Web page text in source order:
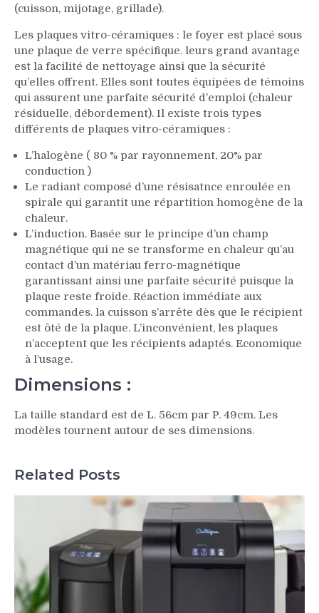
(cuisson, mijotage, grillade).
Les plaques vitro-céramiques : le foyer est placé sous
une plaque de verre spécifique. leurs grand avantage
est la facilité de nettoyage ainsi que la sécurité
qu’elles offrent. Elles sont toutes équipées de témoins
qui assurent une parfaite sécurité d’emploi (chaleur
résiduelle, débordement). Il existe trois types
différents de plaques vitro-céramiques :
L’halogène ( 80 % par rayonnement, 20% par
conduction )
Le radiant composé d’une résisatnce enroulée en
spirale qui garantit une répartition homogène de la
chaleur.
L’induction. Basée sur le principe d’un champ
magnétique qui ne se transforme en chaleur qu’au
contact d’un matériau ferro-magnétique
garantissant ainsi une parfaite sécurité puisque la
plaque reste froide. Réaction immédiate aux
commandes. la cuisson s’arrête dès que le récipient
est ôté de la plaque. L’inconvénient, les plaques
n’acceptent que les récipients adaptés. Economique
à l’usage.
Dimensions :
La taille standard est de L. 56cm par P. 49cm. Les
modèles tournent autour de ses dimensions.
Related Posts